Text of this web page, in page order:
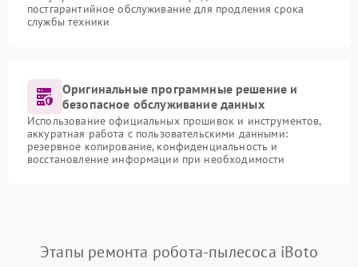
постгарантийное обслуживание для продления срока
службы техники
Оригинальные программные решение и
безопасное обслуживание данных
Использование официальных прошивок и инструментов,
аккуратная работа с пользовательскими данными:
резервное копирование, конфиденциальность и
восстановление информации при необходимости
Этапы ремонта робота-пылесоса iBoto